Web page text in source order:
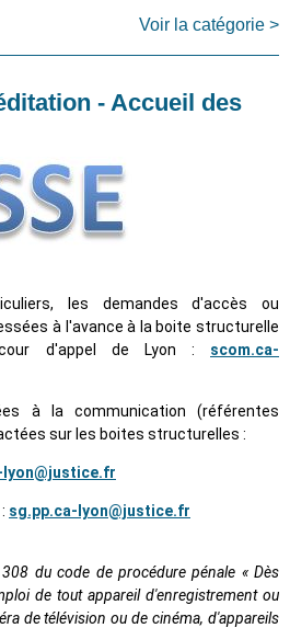
Voir la catégorie >
- Accueil des
les demandes d'accès ou
à l'avance à la boite structurelle
d'appel de Lyon : scom.ca-
à la communication (référentes
sur les boites structurelles :
sg.pp.ca-lyon@justice.fr
du code de procédure pénale « Dès
de tout appareil d'enregistrement ou
de télévision ou de cinéma, d'appareils